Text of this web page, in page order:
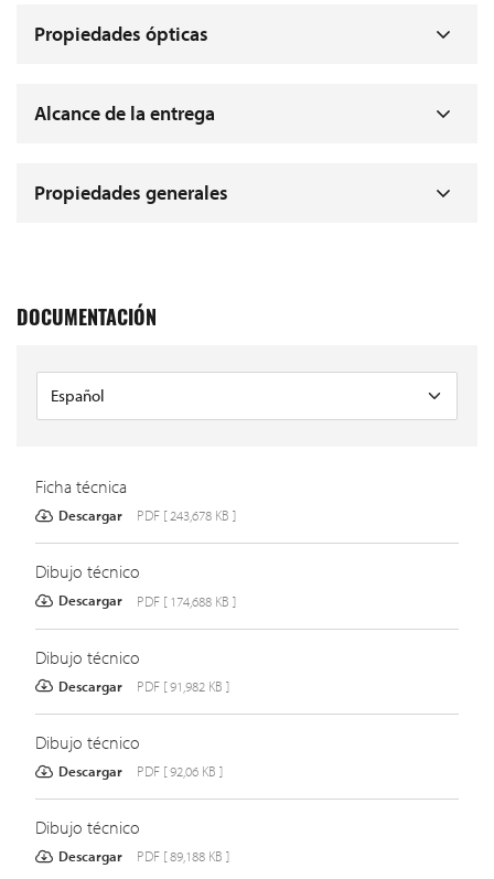
Propiedades ópticas
Alcance de la entrega
Propiedades generales
DOCUMENTACIÓN
Ficha técnica
Descargar PDF [ 243,678 KB ]
Dibujo técnico
Descargar PDF [ 174,688 KB ]
Dibujo técnico
Descargar PDF [ 91,982 KB ]
Dibujo técnico
Descargar PDF [ 92,06 KB ]
Dibujo técnico
Descargar PDF [ 89,188 KB ]